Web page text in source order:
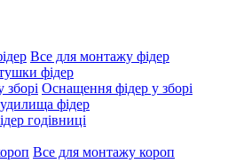
Все для монтажу фідер
фідер
Оснащення фідер у зборі
фідер
годівниці
Все для монтажу короп